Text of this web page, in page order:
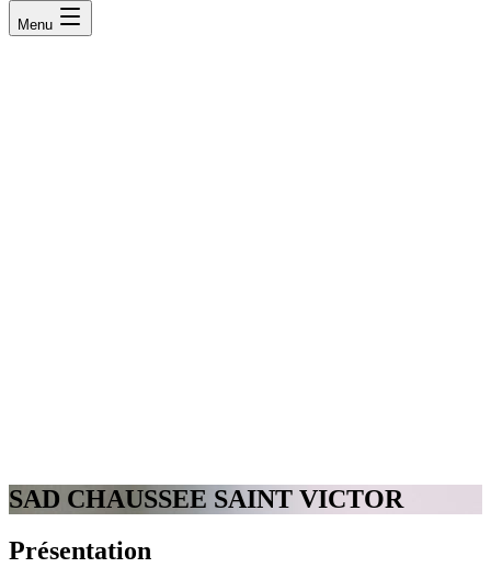
Menu
SAD CHAUSSEE SAINT VICTOR
Présentation